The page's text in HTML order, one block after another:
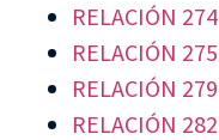
RELACIÓN 274
RELACIÓN 275
RELACIÓN 279
RELACIÓN 282